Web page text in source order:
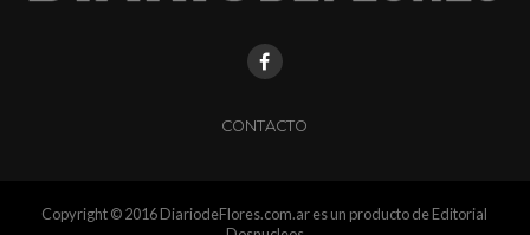
CONTACTO
Copyright © 2016 DiariodeFlores.com.ar es un producto de Editorial